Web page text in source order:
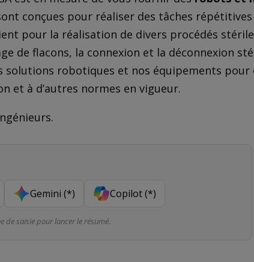
conçues pour réaliser des tâches répétitives
pour la réalisation de divers procédés
de flacons, la connexion et la déconnexion
solutions robotiques et nos équipements
et à d’autres normes en vigueur.
Gemini (*) Copilot (*)
de saisie pour lancer le résumé.